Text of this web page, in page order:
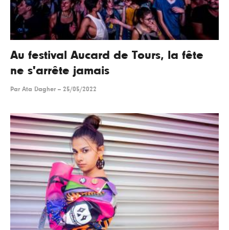
Au festival Aucard de Tours, la fête
ne s'arrête jamais
Par Ata Dagher -- 25/05/2022